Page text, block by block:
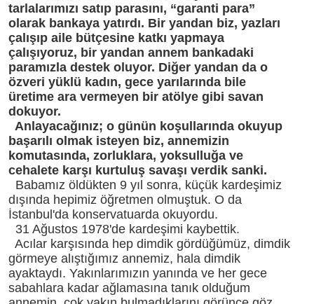
tarlalarımızı satıp parasını, “garanti para”
olarak bankaya yatırdı. Bir yandan biz, yazları
çalışıp aile bütçesine katkı yapmaya
çalışıyoruz, bir yandan annem bankadaki
paramızla destek oluyor. Diğer yandan da o
özveri yüklü kadın, gece yarılarında bile
üretime ara vermeyen bir atölye gibi savan
dokuyor.
Anlayacağınız; o günün koşullarında okuyup
başarılı olmak isteyen biz, annemizin
komutasında, zorluklara, yoksulluğa ve
cehalete karşı kurtuluş savaşı verdik sanki.
Babamız öldükten 9 yıl sonra, küçük kardeşimiz
dışında hepimiz öğretmen olmuştuk. O da
İstanbul'da konservatuarda okuyordu.
31 Ağustos 1978'de kardeşimi kaybettik.
Acılar karşısında hep dimdik gördüğümüz, dimdik
görmeye alıştığımız annemiz, hala dimdik
ayaktaydı. Yakınlarımızın yanında ve her gece
sabahlara kadar ağlamasına tanık olduğum